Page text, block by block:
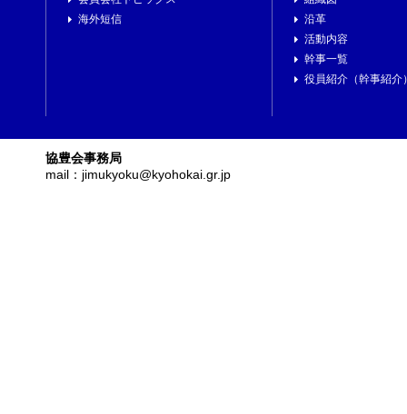
海外短信
沿革
活動内容
幹事一覧
役員紹介（幹事紹介
協豊会事務局
mail：jimukyoku@kyohokai.gr.jp